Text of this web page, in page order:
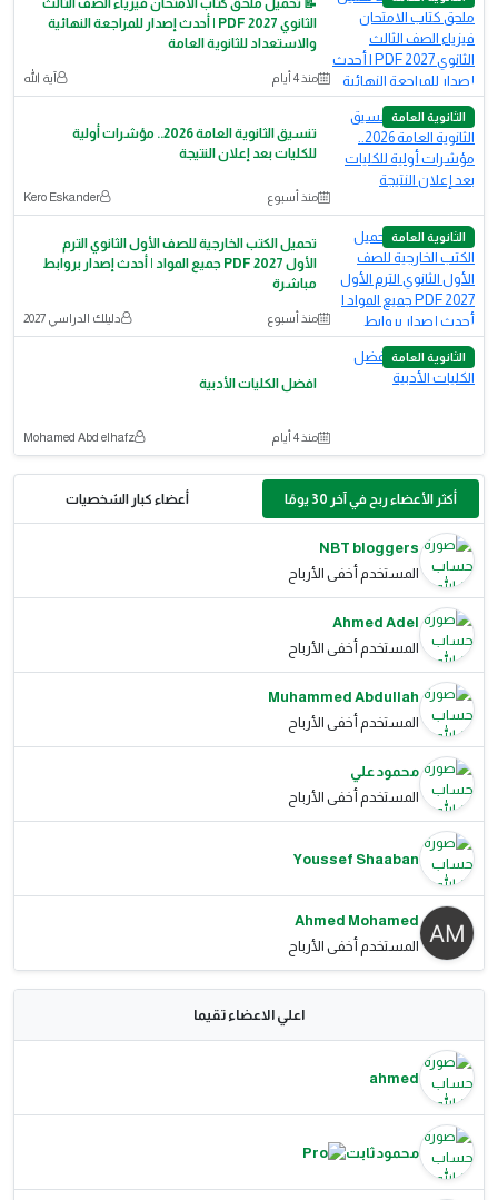
📝 تحميل ملحق كتاب الامتحان فيزياء الصف الثالث
الثانوي 2027 PDF | أحدث إصدار للمراجعة النهائية
والاستعداد للثانوية العامة
منذ 4 أيام آية الله
الثانوية العامة
تنسيق الثانوية العامة 2026.. مؤشرات أولية
للكليات بعد إعلان النتيجة
منذ أسبوع Kero Eskander
الثانوية العامة
تحميل الكتب الخارجية للصف الأول الثانوي الترم
الأول 2027 PDF جميع المواد | أحدث إصدار بروابط
مباشرة
منذ أسبوع دليلك الدراسي 2027
الثانوية العامة
افضل الكليات الأدبية
منذ 4 أيام Mohamed Abd elhafz
أكثر الأعضاء ربح في آخر 30 يومًا أعضاء كبار الشخصيات
NBT bloggers
المستخدم أخفى الأرباح
Ahmed Adel
المستخدم أخفى الأرباح
Muhammed Abdullah
المستخدم أخفى الأرباح
محمود علي
المستخدم أخفى الأرباح
Youssef Shaaban
Ahmed Mohamed
المستخدم أخفى الأرباح
اعلي الاعضاء تقيما
ahmed
محمود ثابت